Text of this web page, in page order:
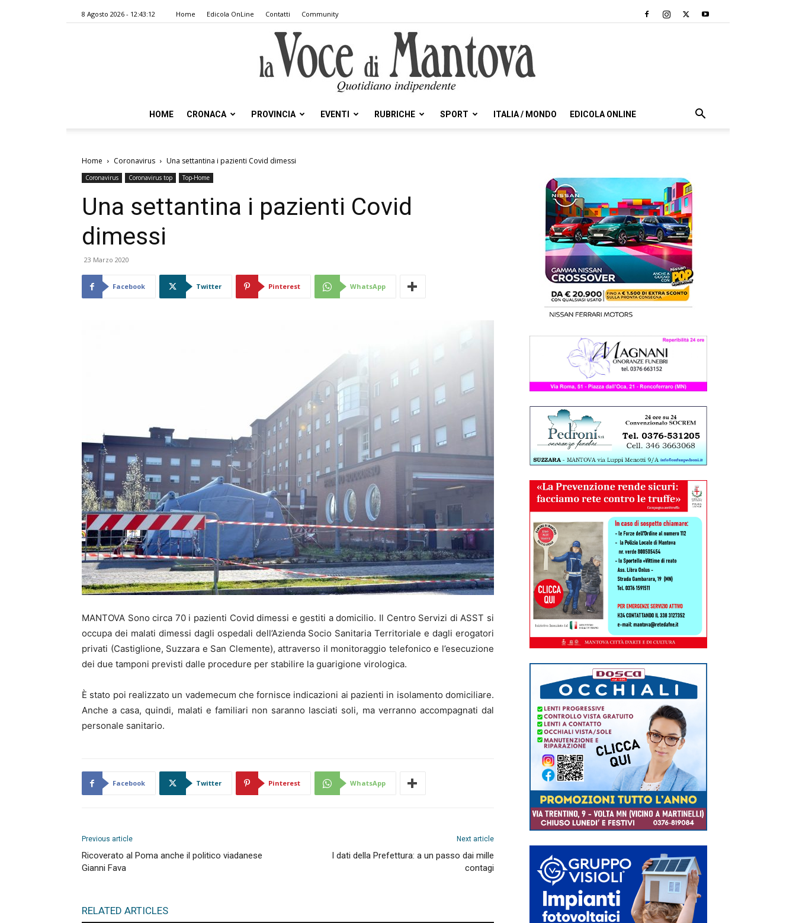
8 Agosto 2026 - 12:43:12 Home Edicola OnLine Contatti Community
Voce
HOME CRONACA PROVINCIA EVENTI RUBRICHE SPORT ITALIA / MONDO EDICOLA ONLINE
Home Coronavirus Una settantina i pazienti Covid dimessi
Coronavirus Coronavirus top Top-Home
Una settantina i pazienti Covid
dimessi
23 Marzo 2020
Facebook Twitter Pinterest WhatsApp
MANTOVA Sono circa 70 i pazienti Covid dimessi e gestiti a domicilio. Il Centro Servizi di ASST si
occupa dei malati dimessi dagli ospedali dell’Azienda Socio Sanitaria Territoriale e dagli erogatori
privati (Castiglione, Suzzara e San Clemente), attraverso il monitoraggio telefonico e l’esecuzione
dei due tamponi previsti dalle procedure per stabilire la guarigione virologica.
È stato poi realizzato un vademecum che fornisce indicazioni ai pazienti in isolamento domiciliare.
Anche a casa, quindi, malati e familiari non saranno lasciati soli, ma verranno accompagnati dal
personale sanitario.
Facebook Twitter Pinterest WhatsApp
Previous article
Ricoverato al Poma anche il politico viadanese
Gianni Fava
Next article
I dati della Prefettura: a un passo dai mille
contagi
RELATED ARTICLES